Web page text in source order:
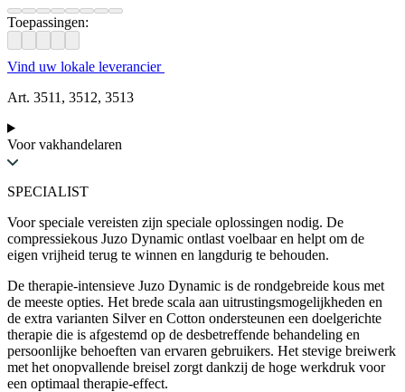
Toepassingen:
Vind uw lokale leverancier
Art. 3511, 3512, 3513
Voor vakhandelaren
SPECIALIST
Voor speciale vereisten zijn speciale oplossingen nodig. De
compressiekous Juzo Dynamic ontlast voelbaar en helpt om de
eigen vrijheid terug te winnen en langdurig te behouden.
De therapie-intensieve Juzo Dynamic is de rondgebreide kous met
de meeste opties. Het brede scala aan uitrustingsmogelijkheden en
de extra varianten Silver en Cotton ondersteunen een doelgerichte
therapie die is afgestemd op de desbetreffende behandeling en
persoonlijke behoeften van ervaren gebruikers. Het stevige breiwerk
met het onopvallende breisel zorgt dankzij de hoge werkdruk voor
een optimaal therapie-effect.